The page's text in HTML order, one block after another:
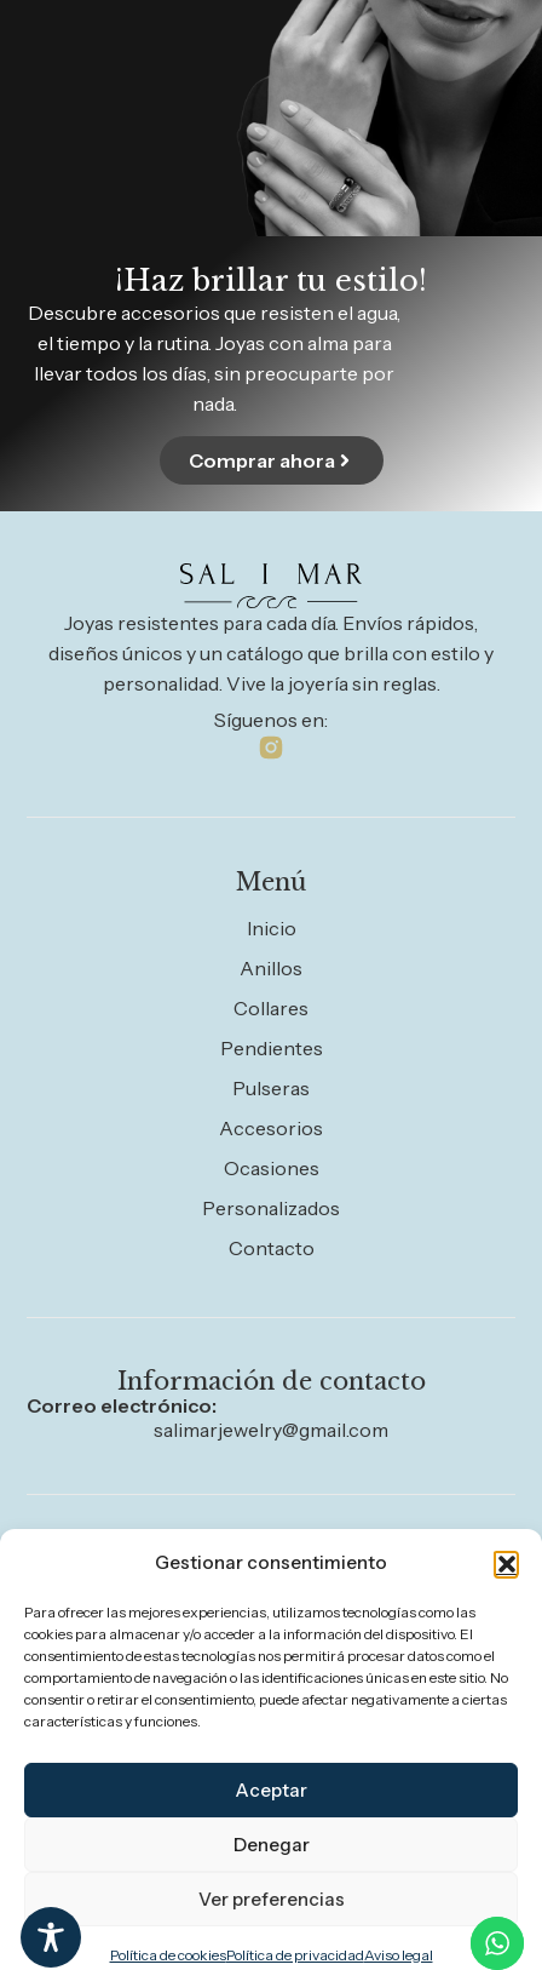
Gestionar consentimiento
Para ofrecer las mejores experiencias, utilizamos tecnologías como las
cookies para almacenar y/o acceder a la información del dispositivo. El
consentimiento de estas tecnologías nos permitirá procesar datos como el
comportamiento de navegación o las identificaciones únicas en este sitio. No
consentir o retirar el consentimiento, puede afectar negativamente a ciertas
características y funciones.
Aceptar
Denegar
Ver preferencias
Política de cookiesPolítica de privacidadAviso legal
¡Haz brillar tu estilo!
Descubre accesorios que resisten el agua,
el tiempo y la rutina. Joyas con alma para
llevar todos los días, sin preocuparte por
nada.
Comprar ahora
Joyas resistentes para cada día. Envíos rápidos,
diseños únicos y un catálogo que brilla con estilo y
personalidad. Vive la joyería sin reglas.
Síguenos en:
Menú
Inicio
Anillos
Collares
Pendientes
Pulseras
Accesorios
Ocasiones
Personalizados
Contacto
Información de contacto
Correo electrónico:
salimarjewelry@gmail.com
Política de privacidad
Política de cookies (UE)
Política de envíos y devoluciones